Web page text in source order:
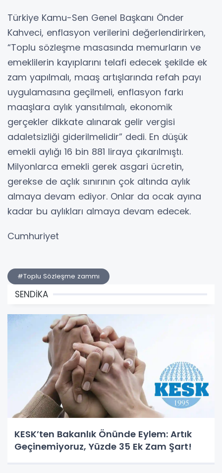
Türkiye Kamu-Sen Genel Başkanı Önder
Kahveci, enflasyon verilerini değerlendirirken,
“Toplu sözleşme masasında memurların ve
emeklilerin kayıplarını telafi edecek şekilde ek
zam yapılmalı, maaş artışlarında refah payı
uygulamasına geçilmeli, enflasyon farkı
maaşlara aylık yansıtılmalı, ekonomik
gerçekler dikkate alınarak gelir vergisi
adaletsizliği giderilmelidir” dedi. En düşük
emekli aylığı 16 bin 881 liraya çıkarılmıştı.
Milyonlarca emekli gerek asgari ücretin,
gerekse de açlık sınırının çok altında aylık
almaya devam ediyor. Onlar da ocak ayına
kadar bu aylıkları almaya devam edecek.
Cumhuriyet
#Toplu Sözleşme zammı
SENDİKA
KESK’ten Bakanlık Önünde Eylem: Artık
Geçinemiyoruz, Yüzde 35 Ek Zam Şart!